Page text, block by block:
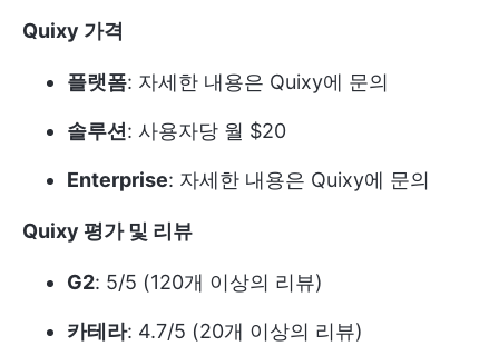
Quixy 가격
플랫폼: 자세한 내용은 Quixy에 문의
솔루션 : 사용자당 월 $20
Enterprise: 자세한 내용은 Quixy에 문의
Quixy 평가 및 리뷰
G2: 5/5 (120개 이상의 리뷰)
카테라: 4.7/5 (20개 이상의 리뷰)